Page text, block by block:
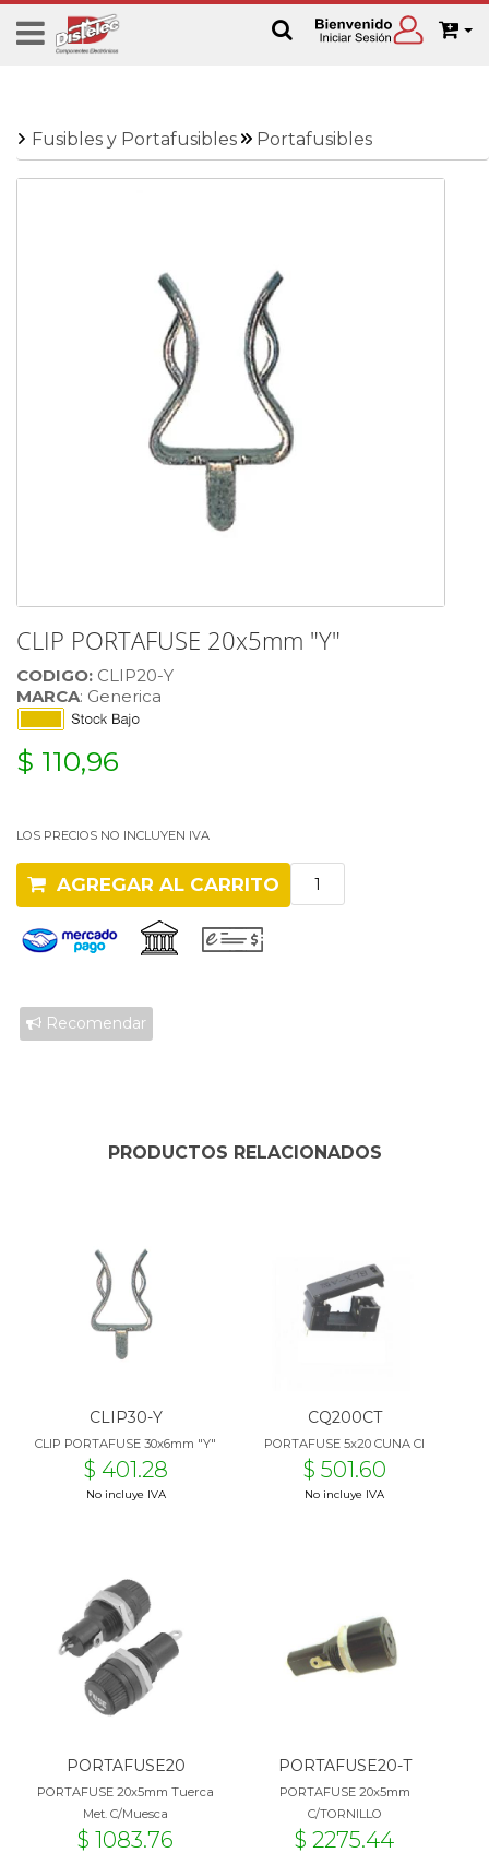
Fusibles y Portafusibles Portafusibles
CLIP PORTAFUSE 20x5mm "Y"
CODIGO: CLIP20-Y
MARCA: Generica
$ 110,96
LOS PRECIOS NO INCLUYEN IVA
AGREGAR AL CARRITO
Recomendar
PRODUCTOS RELACIONADOS
CLIP30-Y
CLIP PORTAFUSE 30x6mm "Y"
$ 401.28
No incluye IVA
CQ200CT
PORTAFUSE 5x20 CUNA CI
$ 501.60
No incluye IVA
PORTAFUSE20
PORTAFUSE 20x5mm Tuerca
Met. C/Muesca
$ 1083.76
PORTAFUSE20-T
PORTAFUSE 20x5mm
C/TORNILLO
$ 2275.44